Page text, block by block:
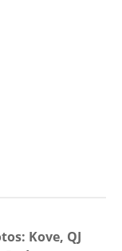
Kove, QJ